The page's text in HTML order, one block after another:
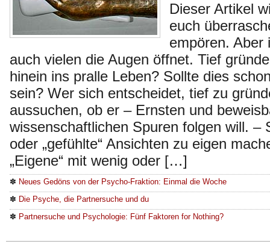
Dieser Artikel
euch
empören. Aber
auch vielen die Augen öffnet. Tief
hinein ins pralle Leben? Sollte dies
sein? Wer sich entscheidet, tief zu
aussuchen, ob er – Ernsten und
wissenschaftlichen Spuren folgen will. –
oder „gefühlte“ Ansichten zu eigen
„Eigene“ mit wenig oder […]
✽ Neues Gedöns von der Psycho-Fraktion: Einmal die Woche
✽ Die Psyche, die Partnersuche und du
✽ Partnersuche und Psychologie: Fünf Faktoren for Nothing?